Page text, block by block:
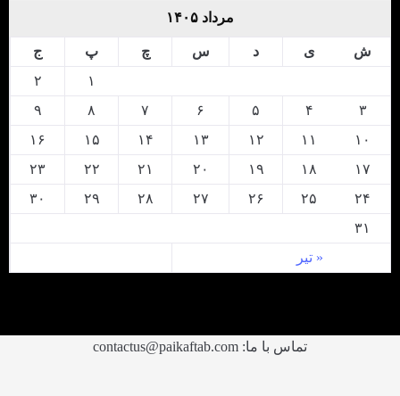
مرداد ۱۴۰۵
ش ی د س چ پ ج
« تیر
۱
۲
۳
۴ ۵ ۶ ۷ ۸
۹
۱۰
۱۱ ۱۲ ۱۳ ۱۴ ۱۵
۱۶
۱۷
۱۸ ۱۹ ۲۰ ۲۱ ۲۲
۲۳
۲۴
۲۵ ۲۶ ۲۷ ۲۸ ۲۹
۳۰
۳۱
تماس با ما: contactus@paikaftab.com